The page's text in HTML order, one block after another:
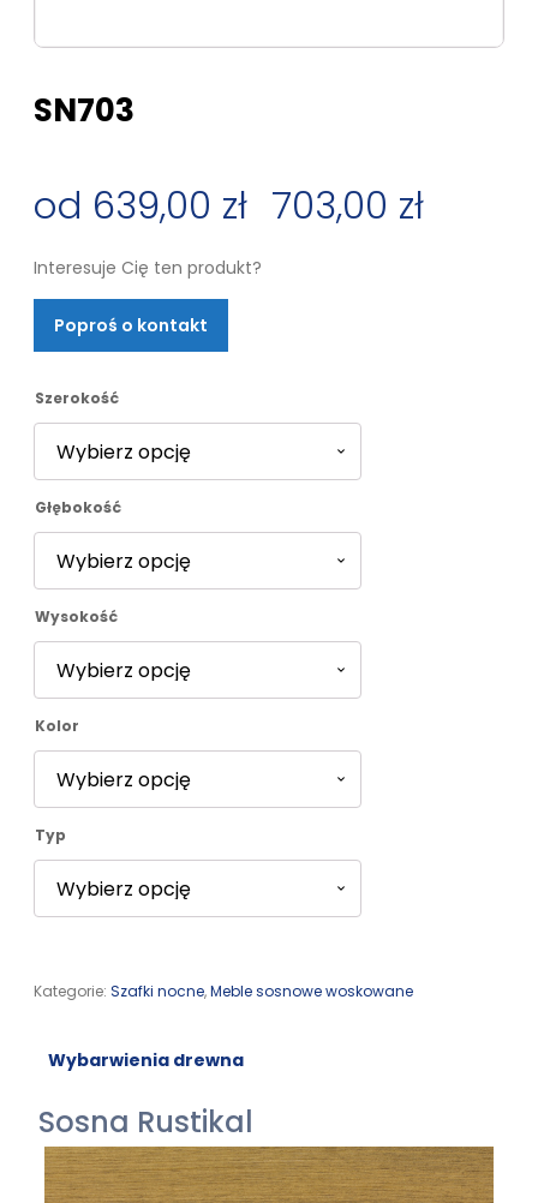
SN703
639,00 zł 703,00 zł
Zakres
cen:
od
639,00 zł
do
703,00 zł
Interesuje Cię ten produkt?
Poproś o kontakt
Szerokość
Głębokość
Wysokość
Kolor
Typ
Kategorie: Szafki nocne,Meble sosnowe woskowane
Wybarwienia drewna
Sosna Rustikal